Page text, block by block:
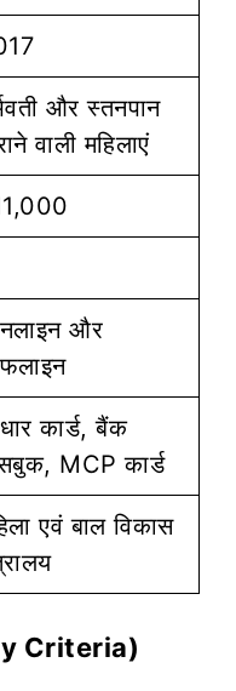
और स्तनपान
वाली महिलाएं
और
कार्ड, बैंक
MCP कार्ड
एवं बाल विकास
Criteria)